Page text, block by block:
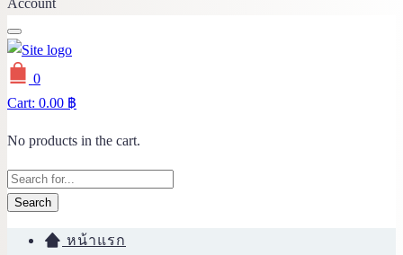
Account
0
Cart: 0.00 ฿
No products in the cart.
Search
หน้าแรก